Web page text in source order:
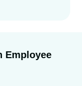
Employee